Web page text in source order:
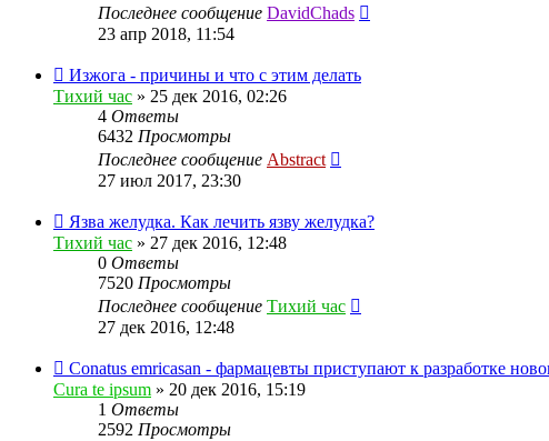
Последнее сообщение DavidChads
23 апр 2018, 11:54
Изжога - причины и что с этим делать
Тихий час » 25 дек 2016, 02:26
4 Ответы
6432 Просмотры
Последнее сообщение Abstract
27 июл 2017, 23:30
Язва желудка. Как лечить язву желудка?
Тихий час » 27 дек 2016, 12:48
0 Ответы
7520 Просмотры
Последнее сообщение Тихий час
27 дек 2016, 12:48
Conatus emricasan - фармацевты приступают к разработке
Cura te ipsum » 20 дек 2016, 15:19
1 Ответы
2592 Просмотры